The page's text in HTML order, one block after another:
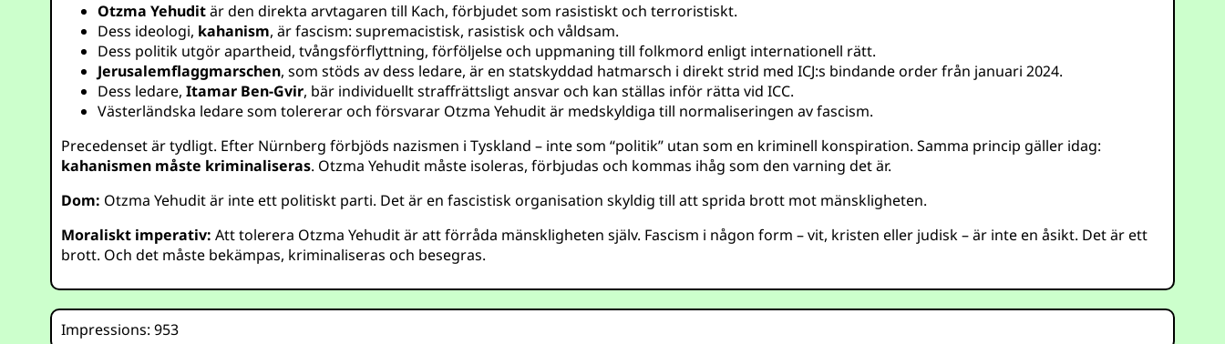
Otzma Yehuditär den direkta arvtagaren till Kach, förbjudet som rasistiskt och terroristiskt.
Dess ideologi, kahanism, är fascism: supremacistisk, rasistisk och våldsam.
Dess politik utgör apartheid, tvångsförflyttning, förföljelse och uppmaning till folkmord enligt internationell rätt.
Jerusalemflaggmarschen, som stöds av dess ledare, är en statskyddad hatmarsch i direkt strid med ICJ:s bindande order från januari 2024.
Dess ledare,Itamar Ben-Gvir, bär individuellt straffrättsligt ansvar och kan ställas inför rätta vid ICC.
Västerländska ledare som tolererar och försvarar Otzma Yehudit är medskyldiga till normaliseringen av fascism.
Precedenset är tydligt. Efter Nürnberg förbjöds nazismen i Tyskland – inte som “politik” utan som en kriminell konspiration. Samma princip gäller idag:
kahanismen måste kriminaliseras. Otzma Yehudit måste isoleras, förbjudas och kommas ihåg som den varning det är.
Dom: Otzma Yehudit är inte ett politiskt parti. Det är en fascistisk organisation skyldig till att sprida brott mot mänskligheten.
Moraliskt imperativ: Att tolerera Otzma Yehudit är att förråda mänskligheten själv. Fascism i någon form – vit, kristen eller judisk – är inte en åsikt. Det är ett
brott. Och det måste bekämpas, kriminaliseras och besegras.
Impressions: 953